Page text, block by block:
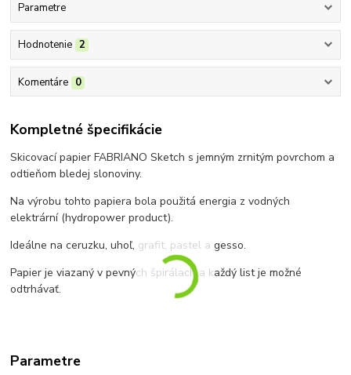
Parametre
Hodnotenie 2
Komentáre 0
Kompletné špecifikácie
Skicovací papier FABRIANO Sketch s jemným zrnitým povrchom a
odtieňom bledej slonoviny.
Na výrobu tohto papiera bola použitá energia z vodných
elektrární (hydropower product).
Ideálne na ceruzku, uhoľ, grafit, pastel a gesso.
Papier je viazaný v pevných špirálach a každý list je možné
odtrhávať.
Parametre